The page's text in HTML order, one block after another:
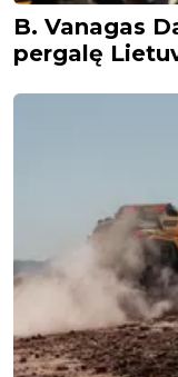
B. Vanagas
pergalę